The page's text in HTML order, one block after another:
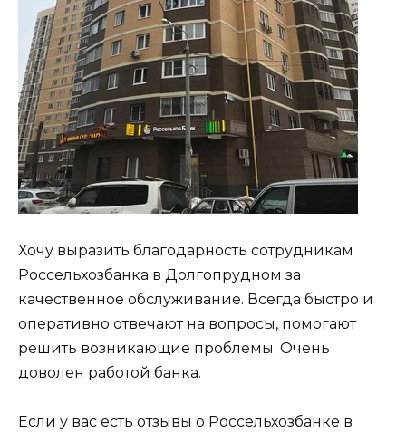
Хочу выразить благодарность сотрудникам
Россельхозбанка в Долгопрудном за
качественное обслуживание. Всегда быстро и
оперативно отвечают на вопросы, помогают
решить возникающие проблемы. Очень
доволен работой банка.
Если у вас есть отзывы о Россельхозбанке в